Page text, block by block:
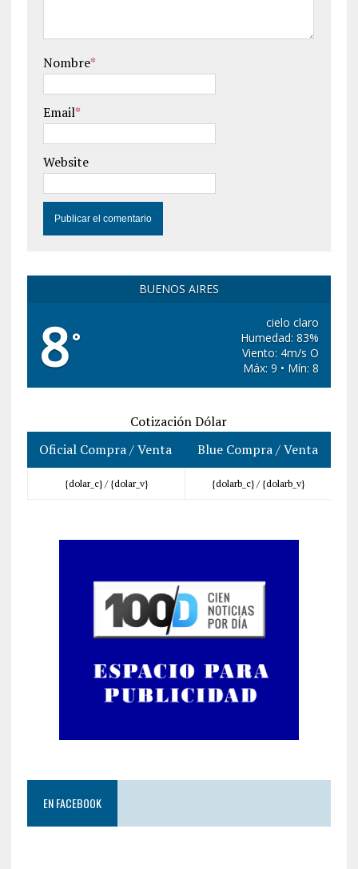
Nombre*
Email*
Website
BUENOS AIRES
8°
cielo claro
Humedad: 83%
Viento: 4m/s O
Máx: 9 • Mín: 8
Cotización Dólar
Oficial Compra / Venta
Blue Compra / Venta
{dolar_c} / {dolar_v} {dolarb_c} / {dolarb_v}
EN FACEBOOK